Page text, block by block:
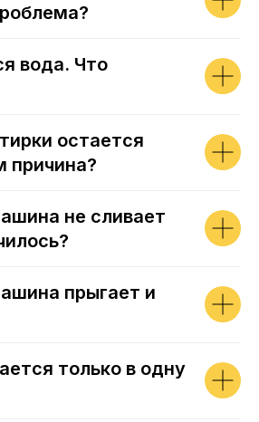
вода. Что
остается
причина?
не сливает
прыгает и
только в одну